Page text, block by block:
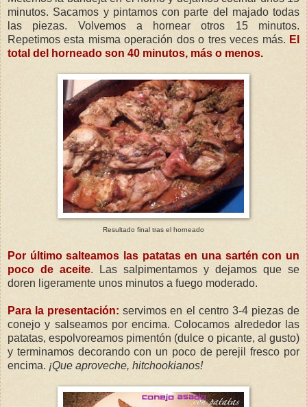
minutos. Sacamos y pintamos con parte del majado todas
las piezas. Volvemos a hornear otros 15 minutos.
Repetimos esta misma operación dos o tres veces más. El
total del horneado son 40 minutos, más o menos.
Resultado final tras el horneado
Por último salteamos las patatas en una sartén con un
poco de aceite. Las salpimentamos y dejamos que se
doren ligeramente unos minutos a fuego moderado.
Para la presentación:servimos en el centro 3-4 piezas de
conejo y salseamos por encima. Colocamos alrededor las
patatas, espolvoreamos pimentón (dulce o picante, al gusto)
y terminamos decorando con un poco de perejil fresco por
encima. ¡Que aproveche, hitchookianos!